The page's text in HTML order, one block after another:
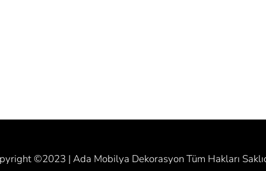
©2023 | Ada Mobilya Dekorasyon Tüm Hakları